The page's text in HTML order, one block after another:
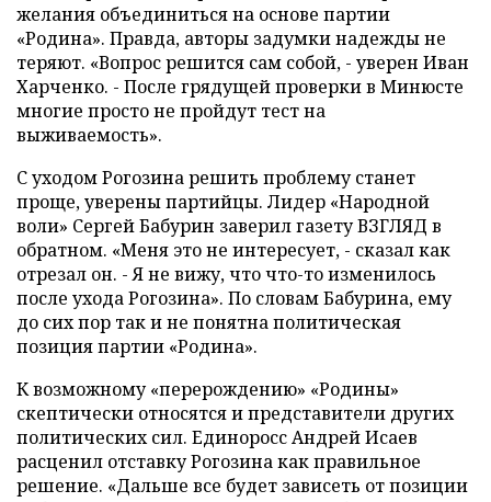
желания объединиться на основе партии
«Родина». Правда, авторы задумки надежды не
теряют. «Вопрос решится сам собой, - уверен Иван
Харченко. - После грядущей проверки в Минюсте
многие просто не пройдут тест на
выживаемость».
С уходом Рогозина решить проблему станет
проще, уверены партийцы. Лидер «Народной
воли» Сергей Бабурин заверил газету ВЗГЛЯД в
обратном. «Меня это не интересует, - сказал как
отрезал он. - Я не вижу, что что-то изменилось
после ухода Рогозина». По словам Бабурина, ему
до сих пор так и не понятна политическая
позиция партии «Родина».
К возможному «перерождению» «Родины»
скептически относятся и представители других
политических сил. Единоросс Андрей Исаев
расценил отставку Рогозина как правильное
решение. «Дальше все будет зависеть от позиции